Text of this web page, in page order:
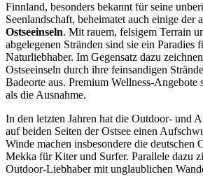
Finnland, besonders bekannt für seine
Seenlandschaft, beheimatet auch einige der
Ostseeinseln. Mit rauem, felsigem Terrain
abgelegenen Stränden sind sie ein Paradies
Naturliebhaber. Im Gegensatz dazu
Ostseeinseln durch ihre feinsandigen
Badeorte aus. Premium Wellness-Angebote
als die Ausnahme.
In den letzten Jahren hat die Outdoor- und
auf beiden Seiten der Ostsee einen
Winde machen insbesondere die deutschen
Mekka für Kiter und Surfer. Parallele dazu
Outdoor-Liebhaber mit unglaublichen